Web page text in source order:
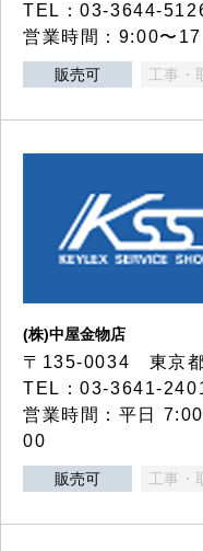
TEL：03-3644-
営業時間：9:00〜
販売可 工事・
(株)中屋金物店
〒135-0034 東京
TEL：03-3641-
営業時間：平日
00
販売可 工事・